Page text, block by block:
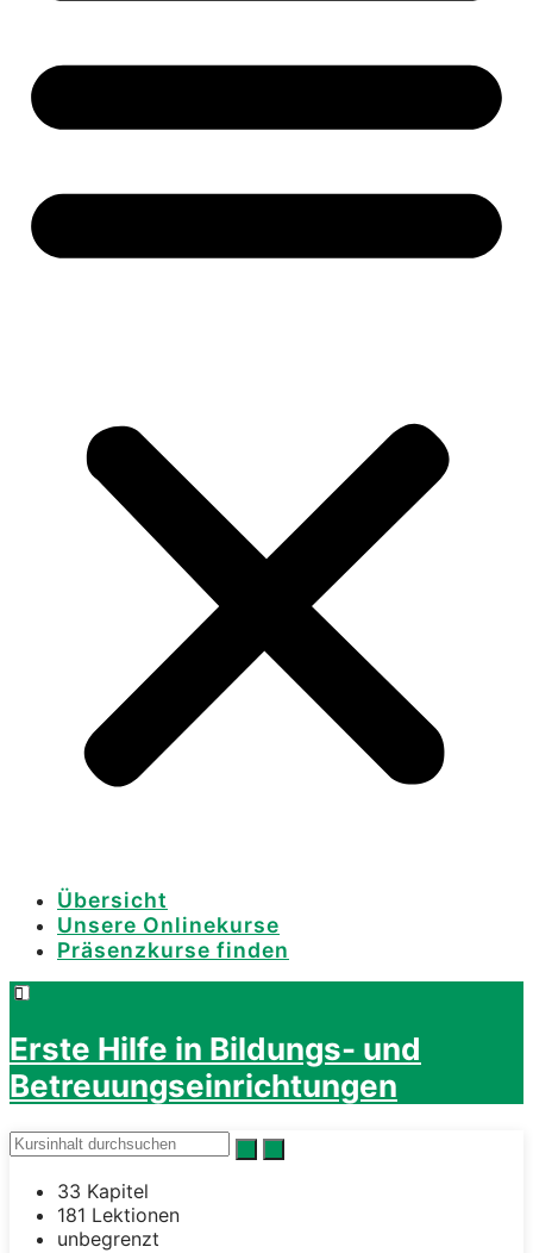
Übersicht
Unsere Onlinekurse
Präsenzkurse finden
Erste Hilfe in Bildungs- und
Betreuungseinrichtungen
33 Kapitel
181 Lektionen
unbegrenzt